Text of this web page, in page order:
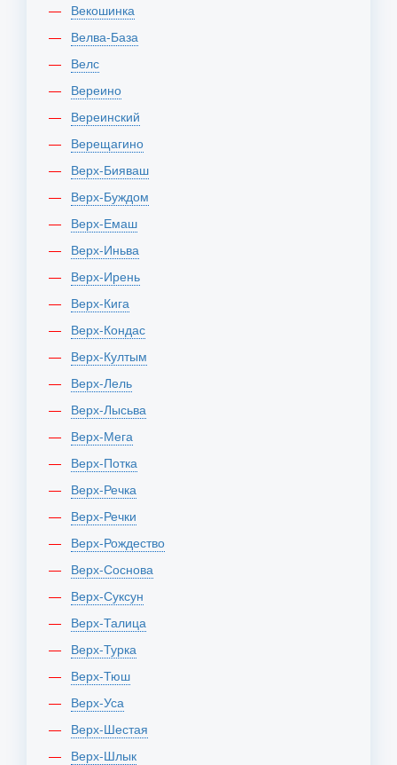
Векошинка
Велва-База
Велс
Вереино
Вереинский
Верещагино
Верх-Бияваш
Верх-Буждом
Верх-Емаш
Верх-Иньва
Верх-Ирень
Верх-Кига
Верх-Кондас
Верх-Култым
Верх-Лель
Верх-Лысьва
Верх-Мега
Верх-Потка
Верх-Речка
Верх-Речки
Верх-Рождество
Верх-Соснова
Верх-Суксун
Верх-Талица
Верх-Турка
Верх-Тюш
Верх-Уса
Верх-Шестая
Верх-Шлык